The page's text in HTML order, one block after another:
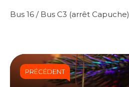
Bus 16 / Bus C3 (arrêt Capuche)
PRÉCÉDENT